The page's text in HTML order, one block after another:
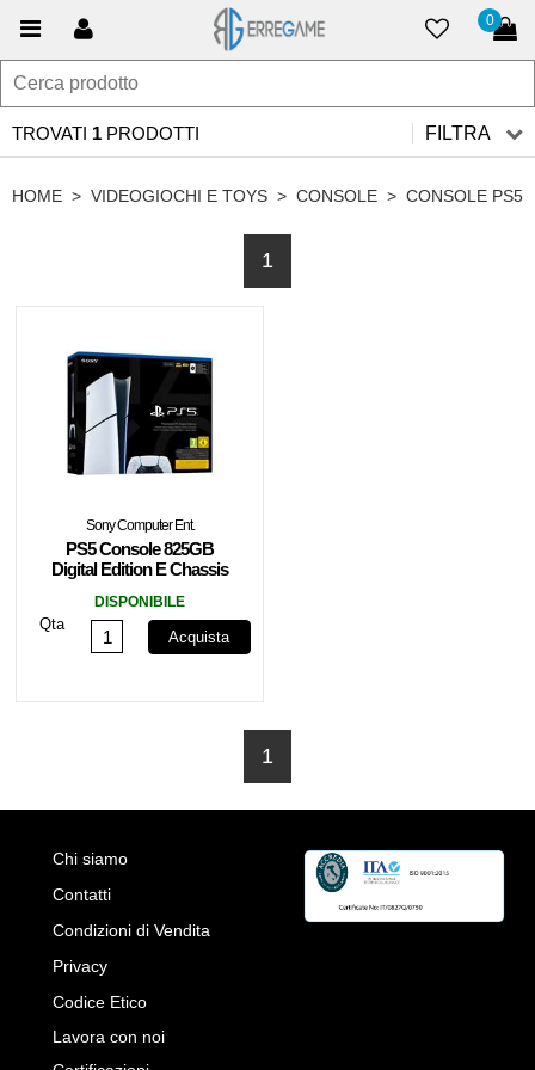
0
TROVATI 1 PRODOTTI FILTRA
HOME > VIDEOGIOCHI E TOYS > CONSOLE > CONSOLE PS5
1
Sony Computer Ent.
PS5 Console 825GB
Digital Edition E Chassis
DISPONIBILE
Qta
Acquista
1
Chi siamo
Contatti
Condizioni di Vendita
Privacy
Codice Etico
Lavora con noi